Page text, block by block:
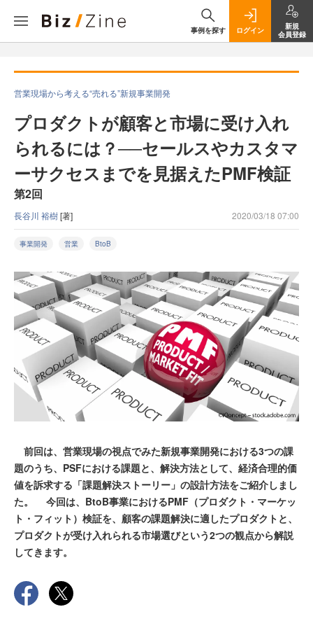
事例を探す ログイン
新規
会員登録
営業現場から考える“売れる”新規事業開発
プロダクトが顧客と市場に受け入れ
られるには？──セールスやカスタマ
ーサクセスまでを見据えたPMF検証
第2回
長谷川 裕樹[著] 2020/03/18 07:00
事業開発 営業 BtoB
前回は、営業現場の視点でみた新規事業開発における3つの課
題のうち、PSFにおける課題と、解決方法として、経済合理的価
値を訴求する「課題解決ストーリー」の設計方法をご紹介しまし
た。 今回は、BtoB事業におけるPMF（プロダクト・マーケッ
ト・フィット）検証を、顧客の課題解決に適したプロダクトと、
プロダクトが受け入れられる市場選びという2つの観点から解説
してきます。